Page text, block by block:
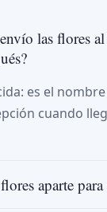
las flores
es el
cuando
aparte